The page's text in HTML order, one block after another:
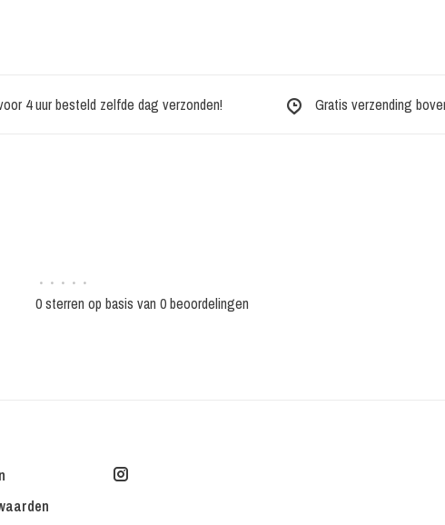
4 uur besteld zelfde dag verzonden! Gratis verzending
• • • • •
0 sterren op basis van 0 beoordelingen